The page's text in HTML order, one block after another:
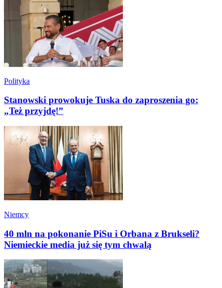
Polityka
Stanowski prowokuje Tuska do zaproszenia go:
„Też przyjdę!”
Niemcy
40 mln na pokonanie PiSu i Orbana z Brukseli?
Niemieckie media już się tym chwalą